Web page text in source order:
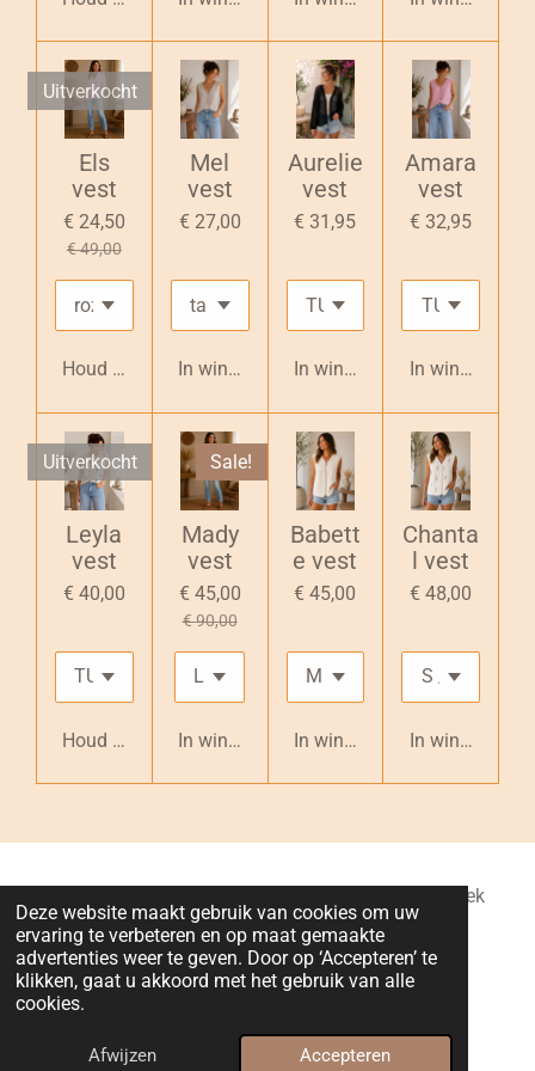
Deze website maakt gebruik van cookies om uw
ervaring te verbeteren en op maat gemaakte
advertenties weer te geven. Door op ‘Accepteren’ te
klikken, gaat u akkoord met het gebruik van alle
cookies.
Afwijzen Accepteren
Uitverkocht
Els
vest
€ 24,50
€ 49,00
Houd mij op de hoogte
Mel
vest
€ 27,00
In winkelwagen
Aurelie
vest
€ 31,95
In winkelwagen
Amara
vest
€ 32,95
In
Uitverkocht
Leyla
vest
€ 40,00
Houd mij op de hoogte
Sale!
Mady
vest
€ 45,00
€ 90,00
In winkelwagen
Babett
e vest
€ 45,00
In winkelwagen
Chanta
l vest
€ 48,00
In
Lilo Deco : Gebroeders Van Benedenlaan 5, Ruisbroek
(Puurs-Sint-Amands), België
BTW nummer : BE0763628342
IBAN (rekeningnummer) : BE49 1030 9150 2971
© 2024 - 2026 Lilo Deco